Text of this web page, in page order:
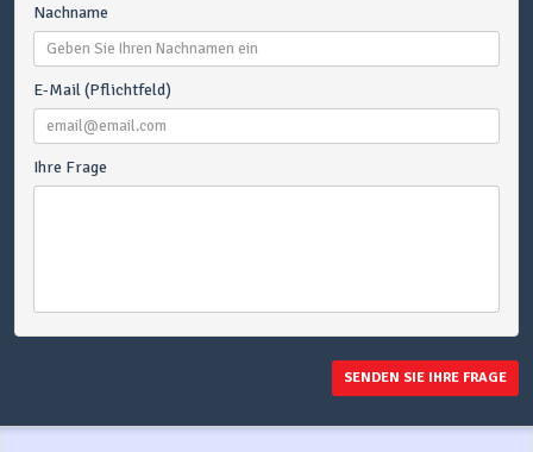
Nachname
E-Mail (Pflichtfeld)
Ihre Frage
SENDEN SIE IHRE FRAGE